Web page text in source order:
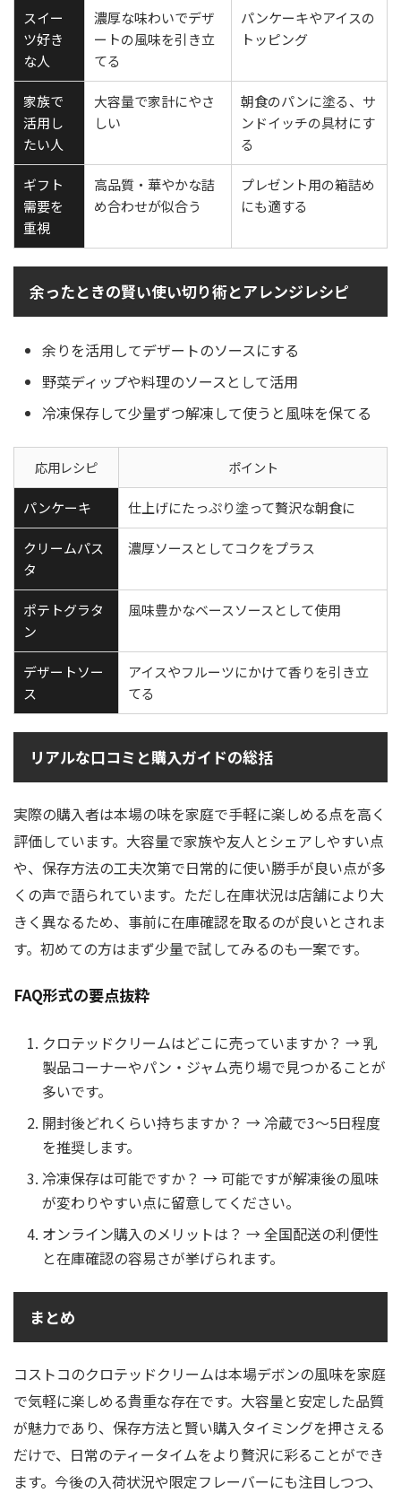
スイー
ツ好き
な人
濃厚な味わいでデザ
ートの風味を引き立
てる
パンケーキやアイスの
トッピング
家族で
活用し
たい人
大容量で家計にやさ
しい
朝食のパンに塗る、サ
ンドイッチの具材にす
る
ギフト
需要を
重視
高品質・華やかな詰
め合わせが似合う
プレゼント用の箱詰め
にも適する
余ったときの賢い使い切り術とアレンジレシピ
余りを活用してデザートのソースにする
野菜ディップや料理のソースとして活用
冷凍保存して少量ずつ解凍して使うと風味を保てる
応用レシピ ポイント
パンケーキ 仕上げにたっぷり塗って贅沢な朝食に
クリームパス
タ
濃厚ソースとしてコクをプラス
ポテトグラタ
ン
風味豊かなベースソースとして使用
デザートソー
ス
アイスやフルーツにかけて香りを引き立
てる
リアルな口コミと購入ガイドの総括
実際の購入者は本場の味を家庭で手軽に楽しめる点を高く
評価しています。大容量で家族や友人とシェアしやすい点
や、保存方法の工夫次第で日常的に使い勝手が良い点が多
くの声で語られています。ただし在庫状況は店舗により大
きく異なるため、事前に在庫確認を取るのが良いとされま
す。初めての方はまず少量で試してみるのも一案です。
FAQ形式の要点抜粋
クロテッドクリームはどこに売っていますか？ → 乳
製品コーナーやパン・ジャム売り場で見つかることが
多いです。
開封後どれくらい持ちますか？ → 冷蔵で3〜5日程度
を推奨します。
冷凍保存は可能ですか？ → 可能ですが解凍後の風味
が変わりやすい点に留意してください。
オンライン購入のメリットは？ → 全国配送の利便性
と在庫確認の容易さが挙げられます。
まとめ
コストコのクロテッドクリームは本場デボンの風味を家庭
で気軽に楽しめる貴重な存在です。大容量と安定した品質
が魅力であり、保存方法と賢い購入タイミングを押さえる
だけで、日常のティータイムをより贅沢に彩ることができ
ます。今後の入荷状況や限定フレーバーにも注目しつつ、